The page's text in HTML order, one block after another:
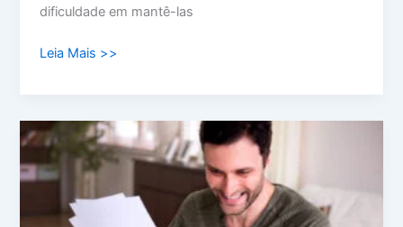
dificuldade em mantê-las
Leia Mais >>
Orçamento
Doméstico:
A
Chave
para